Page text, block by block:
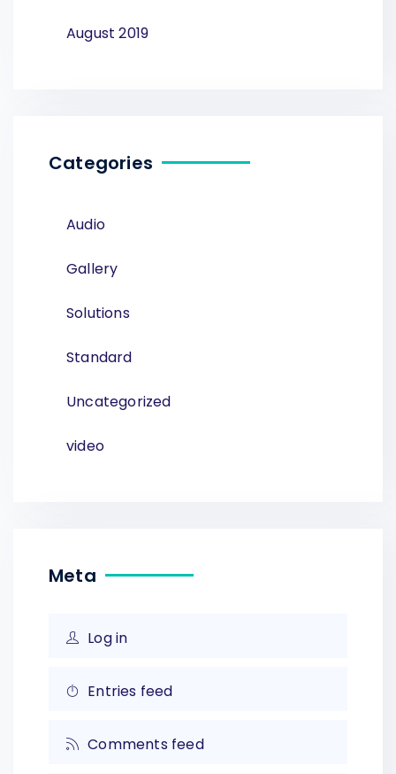
August 2019
Categories
Audio
Gallery
Solutions
Standard
Uncategorized
video
Meta
Log in
Entries feed
Comments feed